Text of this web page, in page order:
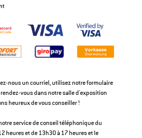
nous un courriel, utilisez notre formulaire
vous dans notre salle d'exposition
heureux de vous conseiller !
service de conseil téléphonique du
heures et de 13h30 à 17 heures et le